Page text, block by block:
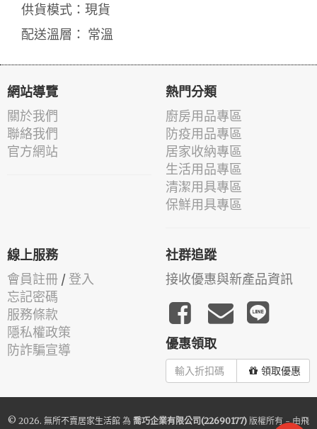
供貨模式：現貨
配送溫層： 常溫
網站導覽
關於我們
聯絡我們
官方網站
熱門分類
廚房用品專區
防疫用品專區
居家收納專區
生活用品專區
清潔用具專區
保鮮用具專區
線上服務
會員註冊 / 登入
忘記密碼
服務條款
隱私權政策
防詐騙宣導
社群追蹤
接收優惠與新產品資訊
優惠領取
領取優惠
© 2026. 無所不賣居家生活館 為 喬巧企業有限公司(22690177) 版權所有 - 由飛